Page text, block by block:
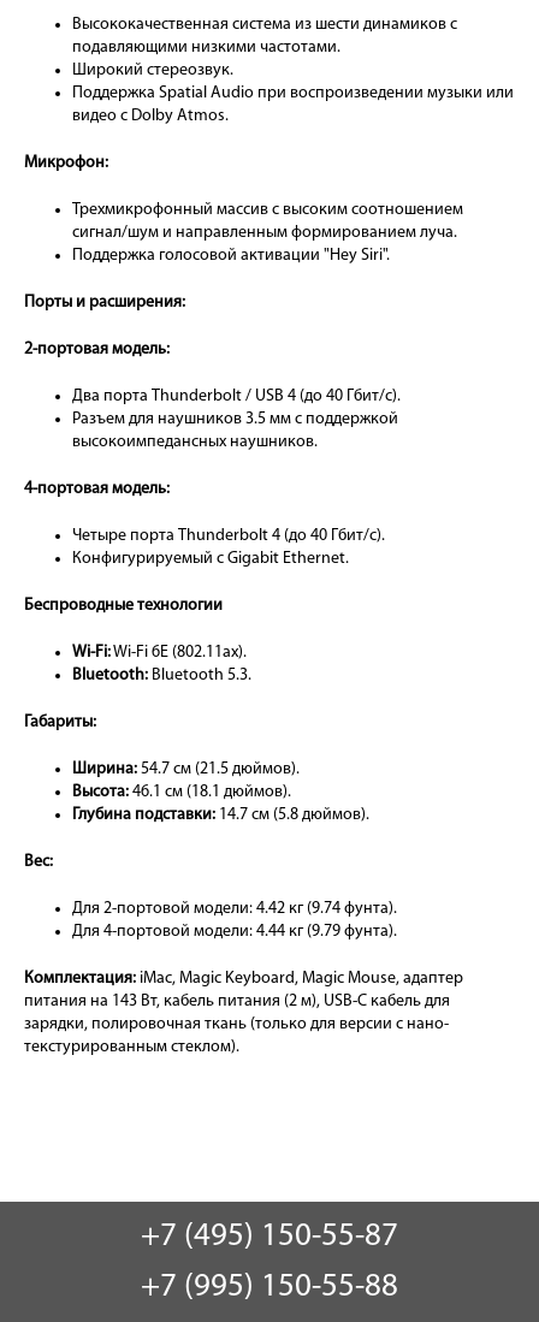
Высококачественная система из шести динамиков с
подавляющими низкими частотами.
Широкий стереозвук.
Поддержка Spatial Audio при воспроизведении музыки или
видео с Dolby Atmos.
Микрофон:
Трехмикрофонный массив с высоким соотношением
сигнал/шум и направленным формированием луча.
Поддержка голосовой активации "Hey Siri".
Порты и расширения:
2-портовая модель:
Два порта Thunderbolt / USB 4 (до 40 Гбит/с).
Разъем для наушников 3.5 мм с поддержкой
высокоимпедансных наушников.
4-портовая модель:
Четыре порта Thunderbolt 4 (до 40 Гбит/с).
Конфигурируемый с Gigabit Ethernet.
Беспроводные технологии
Wi-Fi:Wi-Fi 6E (802.11ax).
Bluetooth: Bluetooth 5.3.
Габариты:
Ширина: 54.7 см (21.5 дюймов).
Высота: 46.1 см (18.1 дюймов).
Глубина подставки: 14.7 см (5.8 дюймов).
Вес:
Для 2-портовой модели: 4.42 кг (9.74 фунта).
Для 4-портовой модели: 4.44 кг (9.79 фунта).
Комплектация: iMac, Magic Keyboard, Magic Mouse, адаптер
питания на 143 Вт, кабель питания (2 м), USB-C кабель для
зарядки, полировочная ткань (только для версии с нано-
текстурированным стеклом).
+7 (495) 150-55-87
+7 (995) 150-55-88